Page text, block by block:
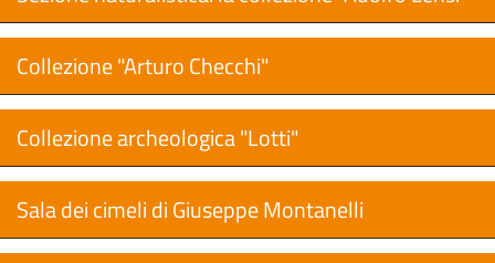
Collezione "Arturo Checchi"
Collezione archeologica "Lotti"
Sala dei cimeli di Giuseppe Montanelli